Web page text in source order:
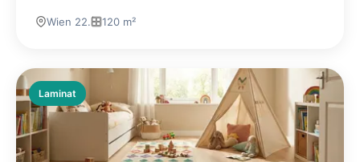
Wien 22. 120 m²
Laminat